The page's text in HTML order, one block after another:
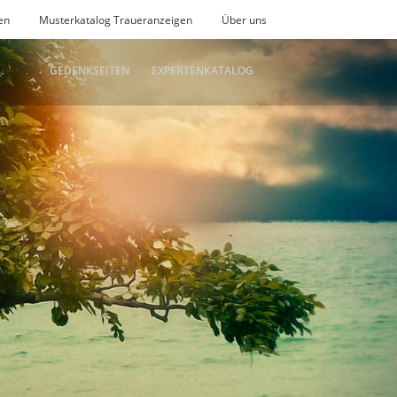
Musterkatalog Traueranzeigen Über uns
GEDENKSEITEN EXPERTENKATALOG